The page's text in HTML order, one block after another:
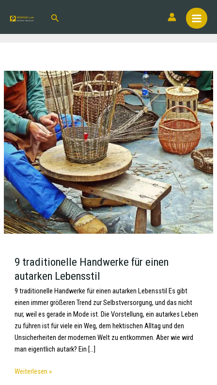
9 traditionelle Handwerke für einen
autarken Lebensstil
9 traditionelle Handwerke für einen autarken Lebensstil Es gibt
einen immer größeren Trend zur Selbstversorgung, und das nicht
nur, weil es gerade in Mode ist. Die Vorstellung, ein autarkes Leben
zu führen ist für viele ein Weg, dem hektischen Alltag und den
Unsicherheiten der modernen Welt zu entkommen. Aber wie wird
man eigentlich autark? Ein […]
Weiterlesen »